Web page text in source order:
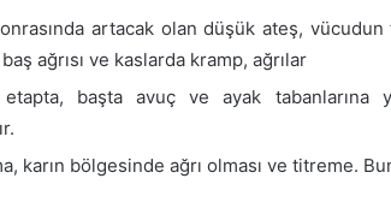
artacak olan düşük ateş,
ağrısı ve kaslarda kramp, ağrılar
başta avuç ve ayak tabanlarına
karın bölgesinde ağrı olması ve titreme.